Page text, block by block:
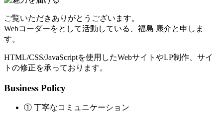
ご覧いただきありがとうございます。
Webコーダーをとして活動している、福島 康介と申しま
す。
HTML/CSS/JavaScriptを使用したWebサイトやLP制作、サイ
トの修正を承っております。
Business Policy
① 丁寧なコミュニケーション